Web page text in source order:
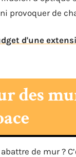
provoquer de
d'une
des
de mur ?